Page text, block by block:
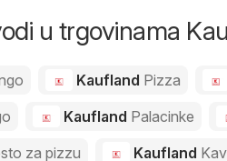
u trgovinama
Kaufland Pizza
Kaufland Palacinke
za pizzu Kaufland